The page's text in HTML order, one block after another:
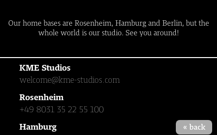
« back
Our home bases are Rosenheim, Hamburg and Berlin, but the
whole world is our studio. See you around!
KME Studios
welcome@kme-studios.com
Rosenheim
+49 8031 35 22 55 100
Hamburg